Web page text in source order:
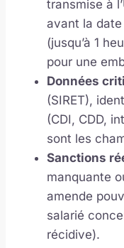
transmise à
avant la date
(jusqu’à 1
pour une
Données
(SIRET),
(CDI, CDD,
sont les
Sanctions
manquante
amende
salarié
récidive).